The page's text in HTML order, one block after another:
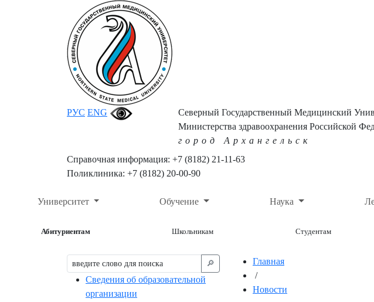
РУС ENG
Северный Государственный Медицинский
Министерства здравоохранения Российской
город Архангельск
Справочная информация: +7 (8182) 21-11-63
Поликлиника: +7 (8182) 20-00-90
Университет Обучение Наука
Абитуриентам Школьникам Студентам
🔎︎
Сведения об образовательной
организации
Главная
/
Новости